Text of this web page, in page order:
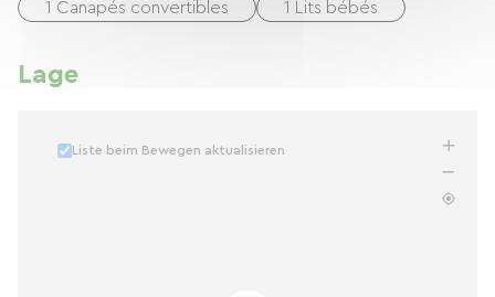
1 Canapés convertibles
1 Lits bébés
Lage
Liste beim Bewegen aktualisieren